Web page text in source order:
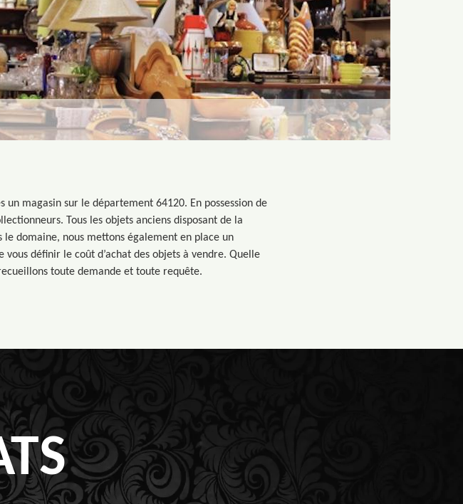
un magasin sur le département 64120. En possession de
Tous les objets anciens disposant de la
le domaine, nous mettons également en place un
définir le coût d’achat des objets à vendre. Quelle
toute demande et toute requête.